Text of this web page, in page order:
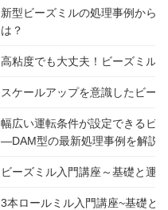
新型ビーズミルの処理事例から
は？
高粘度でも大丈夫！ビーズミル
スケールアップを意識したビー
幅広い運転条件が設定できるビ
―DAM型の最新処理事例を解説
ビーズミル入門講座～基礎と運
3本ロールミル入門講座~基礎と